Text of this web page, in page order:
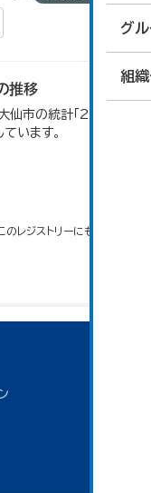
グ
組
推移
仙市の統計「2-3 人口集
います。
レジストリーにもアクセス可